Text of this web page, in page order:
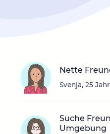
Nette
Svenja, 25
Suche
Umgebung